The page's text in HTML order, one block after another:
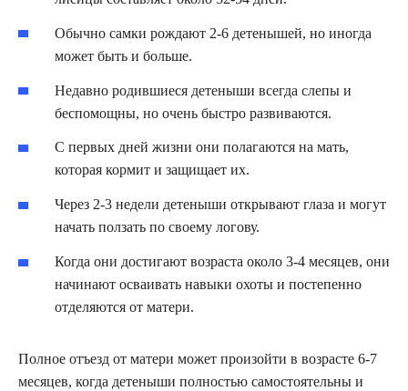
Обычно самки рождают 2-6 детенышей, но иногда
может быть и больше.
Недавно родившиеся детеныши всегда слепы и
беспомощны, но очень быстро развиваются.
С первых дней жизни они полагаются на мать,
которая кормит и защищает их.
Через 2-3 недели детеныши открывают глаза и могут
начать ползать по своему логову.
Когда они достигают возраста около 3-4 месяцев, они
начинают осваивать навыки охоты и постепенно
отделяются от матери.
Полное отъезд от матери может произойти в возрасте 6-7
месяцев, когда детеныши полностью самостоятельны и